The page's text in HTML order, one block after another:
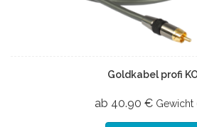
Goldkabel profi
ab 40.90 € Gewicht